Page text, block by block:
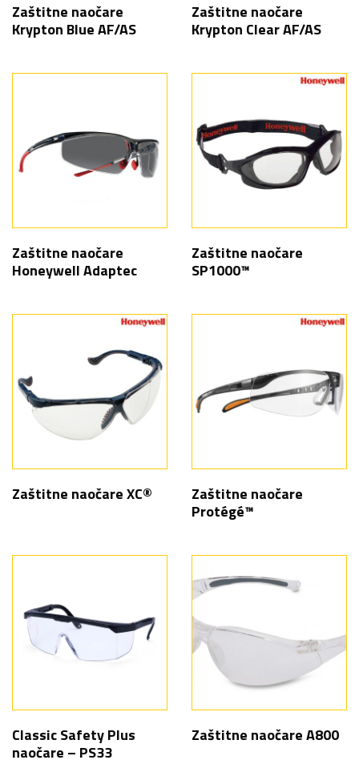
Zaštitne naočare
Krypton Blue AF/AS
Zaštitne naočare
Krypton Clear AF/AS
Zaštitne naočare
Honeywell Adaptec
Zaštitne naočare
SP1000™
Zaštitne naočare XC®
Zaštitne naočare
Protégé™
Classic Safety Plus
naočare – PS33
Zaštitne naočare A800